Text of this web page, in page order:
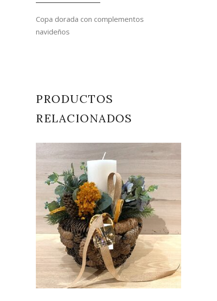
Copa dorada con complementos
navideños
PRODUCTOS
RELACIONADOS
AÑADIR AL CARRITO